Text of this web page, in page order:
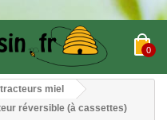
0
miel
réversible (à cassettes)